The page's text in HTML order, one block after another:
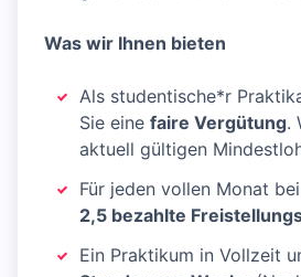
Was wir Ihnen bieten
Als studentische*r
Sie eine faire Vergütung.
aktuell gültigen
Für jeden vollen Monat
2,5 bezahlte
Ein Praktikum in Vollzeit